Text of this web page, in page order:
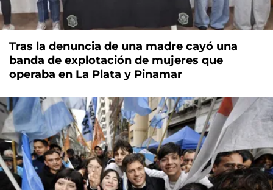
Tras la denuncia de una madre cayó una
banda de explotación de mujeres que
operaba en La Plata y Pinamar